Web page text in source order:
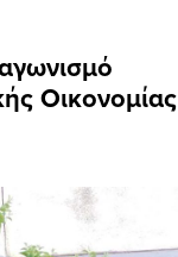
Οικονομίας